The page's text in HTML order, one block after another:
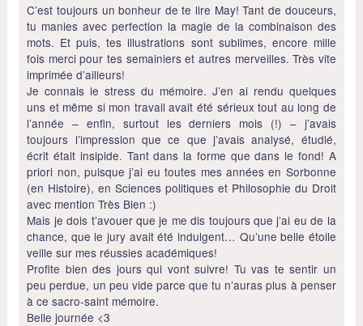
C’est toujours un bonheur de te lire May! Tant de douceurs,
tu manies avec perfection la magie de la combinaison des
mots. Et puis, tes illustrations sont sublimes, encore mille
fois merci pour tes semainiers et autres merveilles. Très vite
imprimée d’ailleurs!
Je connais le stress du mémoire. J’en ai rendu quelques
uns et même si mon travail avait été sérieux tout au long de
l’année – enfin, surtout les derniers mois (!) – j’avais
toujours l’impression que ce que j’avais analysé, étudié,
écrit était insipide. Tant dans la forme que dans le fond! A
priori non, puisque j’ai eu toutes mes années en Sorbonne
(en Histoire), en Sciences politiques et Philosophie du Droit
avec mention Très Bien :)
Mais je dois t’avouer que je me dis toujours que j’ai eu de la
chance, que le jury avait été indulgent… Qu’une belle étoile
veille sur mes réussies académiques!
Profite bien des jours qui vont suivre! Tu vas te sentir un
peu perdue, un peu vide parce que tu n’auras plus à penser
à ce sacro-saint mémoire.
Belle journée <3